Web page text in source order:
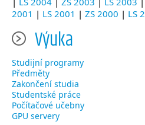
2001 | LS 2001 | ZS 2000 | LS
Výuka
Studijní programy
Předměty
Zakončení studia
Studentské práce
Počítačové učebny
GPU servery